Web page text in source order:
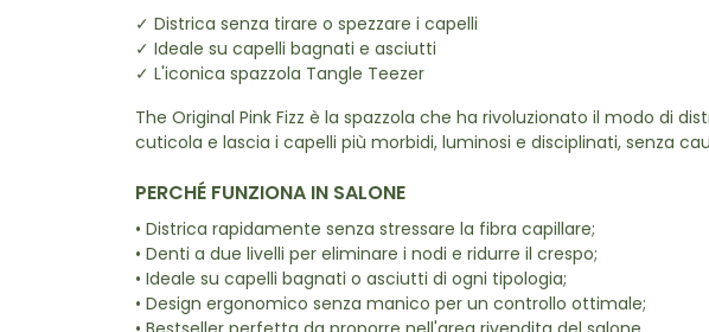
✓ Districa senza tirare o spezzare i capelli
✓ Ideale su capelli bagnati e asciutti
✓ L'iconica spazzola Tangle Teezer
The Original Pink Fizz è la spazzola che ha rivoluzionato il modo di
cuticola e lascia i capelli più morbidi, luminosi e disciplinati, senza
PERCHÉ FUNZIONA IN SALONE
• Districa rapidamente senza stressare la fibra capillare;
• Denti a due livelli per eliminare i nodi e ridurre il crespo;
• Ideale su capelli bagnati o asciutti di ogni tipologia;
• Design ergonomico senza manico per un controllo ottimale;